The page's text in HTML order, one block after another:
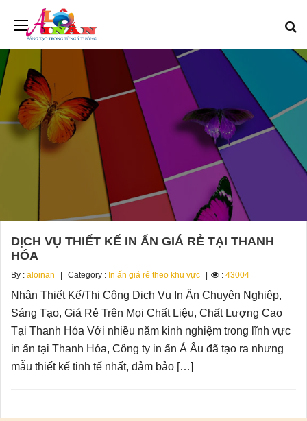
DỊCH VỤ THIẾT KẾ IN ẤN GIÁ RẺ TẠI THANH
HÓA
By : aloinan Category : In ấn giá rẻ theo khu vực : 43004
Nhận Thiết Kế/Thi Công Dịch Vụ In Ấn Chuyên Nghiệp,
Sáng Tạo, Giá Rẻ Trên Mọi Chất Liệu, Chất Lượng Cao
Tại Thanh Hóa Với nhiều năm kinh nghiệm trong lĩnh vực
in ấn tại Thanh Hóa, Công ty in ấn Á Âu đã tạo ra nhưng
mẫu thiết kế tinh tế nhất, đảm bảo […]